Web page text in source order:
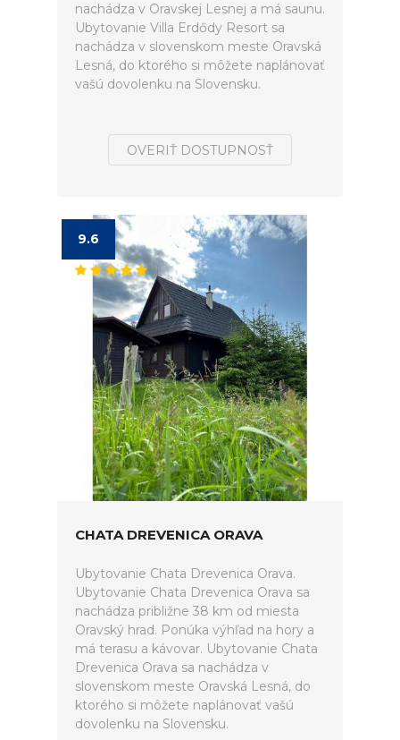
nachádza v Oravskej Lesnej a má saunu.
Ubytovanie Villa Erdődy Resort sa
nachádza v slovenskom meste Oravská
Lesná, do ktorého si môžete naplánovať
vašú dovolenku na Slovensku.
OVERIŤ DOSTUPNOSŤ
9.6
CHATA DREVENICA ORAVA
Ubytovanie Chata Drevenica Orava.
Ubytovanie Chata Drevenica Orava sa
nachádza približne 38 km od miesta
Oravský hrad. Ponúka výhľad na hory a
má terasu a kávovar. Ubytovanie Chata
Drevenica Orava sa nachádza v
slovenskom meste Oravská Lesná, do
ktorého si môžete naplánovať vašú
dovolenku na Slovensku.